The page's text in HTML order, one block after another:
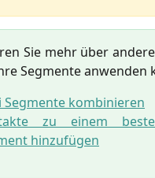
Sie mehr über
Segmente anwenden
Segmente kombinieren
zu einem
hinzufügen